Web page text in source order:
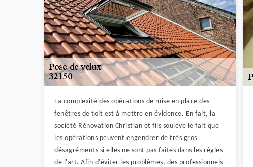
La complexité des opérations de mise en place des
fenêtres de toit est à mettre en évidence. En fait, la
société Rénovation Christian et fils soulève le fait que
les opérations peuvent engendrer de très gros
désagréments si elles ne sont pas faites dans les règles
de l'art. Afin d'éviter les problèmes, des professionnels